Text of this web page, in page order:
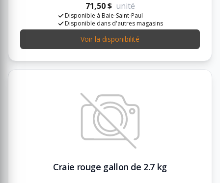
71,50 $ unité
Disponible à Baie-Saint-Paul
Disponible dans d'autres magasins
Voir la disponibilité
Craie rouge gallon de 2.7 kg